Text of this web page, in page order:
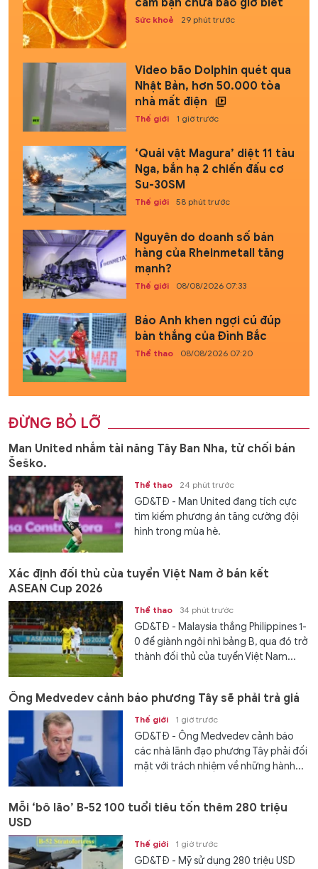
Sức khoẻ 29 phút trước
Video bão Dolphin quét qua
Nhật Bản, hơn 50.000 tòa
nhà mất điện
Thế giới 1 giờ trước
‘Quái vật Magura’ diệt 11 tàu
Nga, bắn hạ 2 chiến đấu cơ
Su-30SM
Thế giới 58 phút trước
Nguyên do doanh số bán
hàng của Rheinmetall tăng
mạnh?
Thế giới 08/08/2026 07:33
Báo Anh khen ngợi cú đúp
bàn thắng của Đình Bắc
Thể thao 08/08/2026 07:20
ĐỪNG BỎ LỠ
Man United nhắm tài năng Tây Ban Nha, từ chối bán
Šeško.
Thể thao 24 phút trước
GD&TĐ - Man United đang tích cực
tìm kiếm phương án tăng cường đội
hình trong mùa hè.
Xác định đối thủ của tuyển Việt Nam ở bán kết
ASEAN Cup 2026
Thể thao 34 phút trước
GD&TĐ - Malaysia thắng Philippines 1-
0 để giành ngôi nhì bảng B, qua đó trở
thành đối thủ của tuyển Việt Nam...
Ông Medvedev cảnh báo phương Tây sẽ phải trả giá
Thế giới 1 giờ trước
GD&TĐ - Ông Medvedev cảnh báo
các nhà lãnh đạo phương Tây phải đối
mặt với trách nhiệm về những hành...
Mỗi ‘bô lão’ B-52 100 tuổi tiêu tốn thêm 280 triệu
USD
Thế giới 1 giờ trước
GD&TĐ - Mỹ sử dụng 280 triệu USD